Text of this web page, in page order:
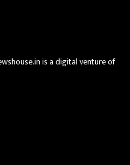
is a digital venture of